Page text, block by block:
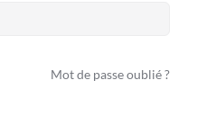
Mot de passe oublié ?